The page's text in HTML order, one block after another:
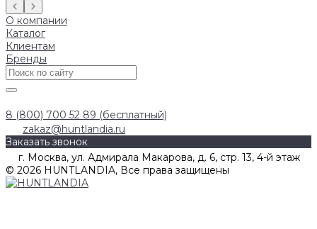
О компании
Каталог
Клиентам
Бренды
8 (800) 700 52 89 (бесплатный)
zakaz@huntlandia.ru
Заказать звонок
г. Москва, ул. Адмирала Макарова, д. 6, стр. 13, 4-й этаж
© 2026 HUNTLANDIA, Все права защищены